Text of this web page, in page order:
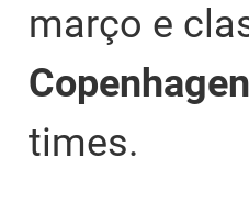
março e
times.